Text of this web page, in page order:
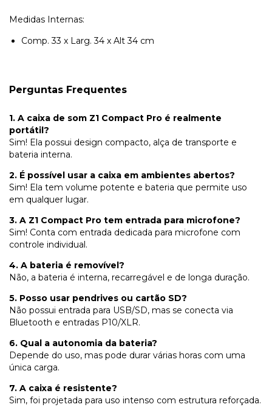
Medidas Internas:
Comp. 33 x Larg. 34 x Alt 34 cm
Perguntas Frequentes
1. A caixa de som Z1 Compact Pro é realmente
portátil?
Sim! Ela possui design compacto, alça de transporte e
bateria interna.
2. É possível usar a caixa em ambientes abertos?
Sim! Ela tem volume potente e bateria que permite uso
em qualquer lugar.
3. A Z1 Compact Pro tem entrada para microfone?
Sim! Conta com entrada dedicada para microfone com
controle individual.
4. A bateria é removível?
Não, a bateria é interna, recarregável e de longa duração.
5. Posso usar pendrives ou cartão SD?
Não possui entrada para USB/SD, mas se conecta via
Bluetooth e entradas P10/XLR.
6. Qual a autonomia da bateria?
Depende do uso, mas pode durar várias horas com uma
única carga.
7. A caixa é resistente?
Sim, foi projetada para uso intenso com estrutura reforçada.